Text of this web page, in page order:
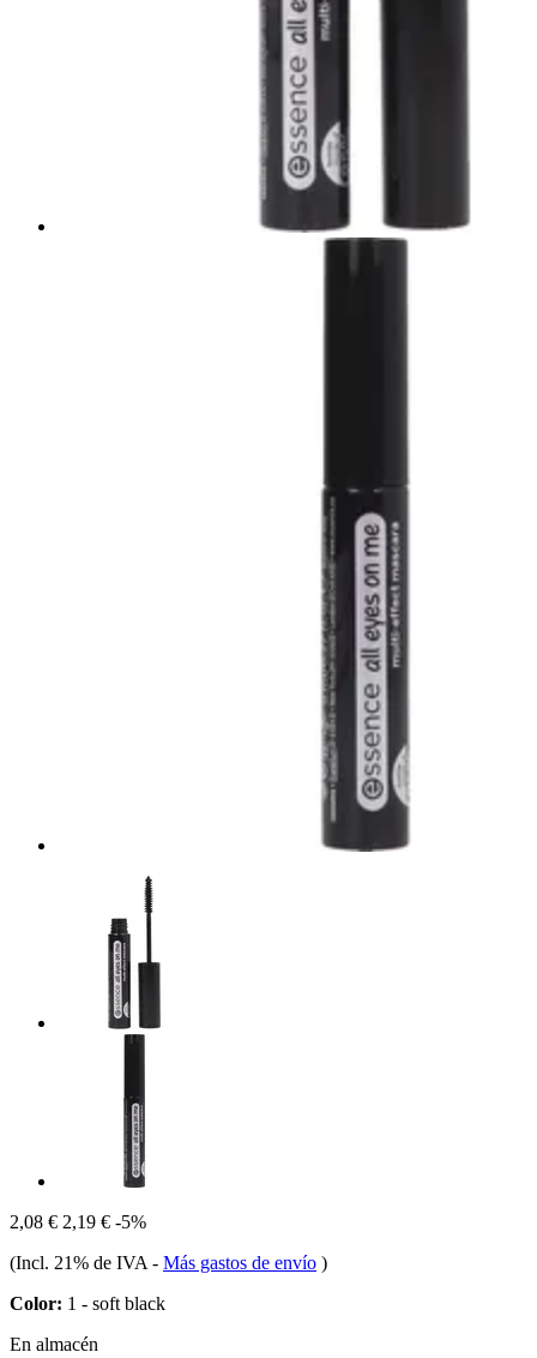
2,08 € 2,19 € -5%
(Incl. 21% de IVA - Más gastos de envío )
Color: 1 - soft black
En almacén